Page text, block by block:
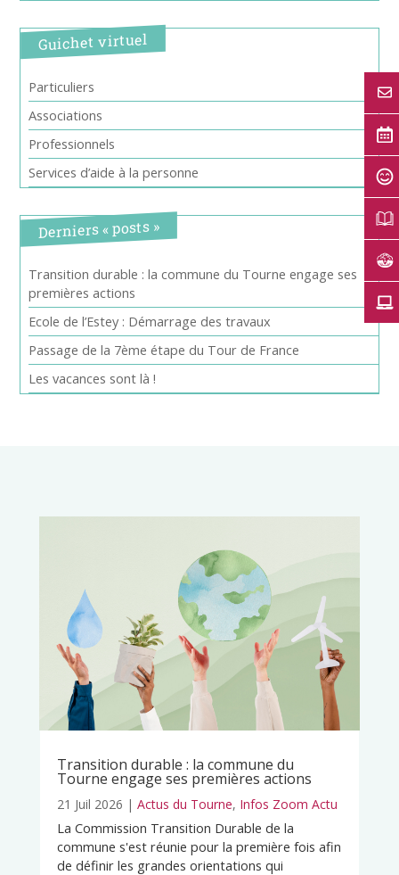
Guichet virtuel
Particuliers
Associations
Professionnels
Services d’aide à la personne
Derniers « posts »
Transition durable : la commune du Tourne engage ses
premières actions
Ecole de l’Estey : Démarrage des travaux
Passage de la 7ème étape du Tour de France
Les vacances sont là !
Transition durable : la commune du
Tourne engage ses premières actions
21 Juil 2026 | Actus du Tourne, Infos Zoom Actu
La Commission Transition Durable de la
commune s'est réunie pour la première fois afin
de définir les grandes orientations qui